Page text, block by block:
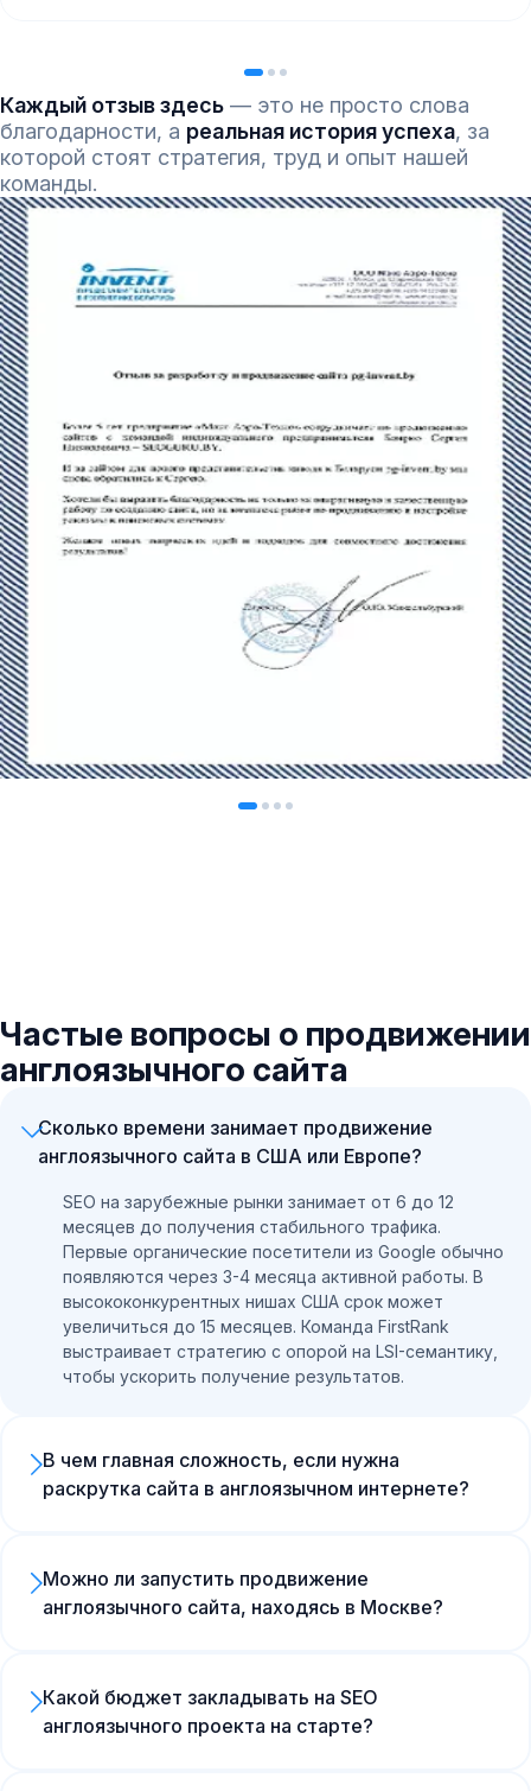
Каждый отзыв здесь — это не просто слова
благодарности, а реальная история успеха, за
которой стоят стратегия, труд и опыт нашей
команды.
Частые вопросы о продвижении
англоязычного сайта
Сколько времени занимает продвижение
англоязычного сайта в США или Европе?
SEO на зарубежные рынки занимает от 6 до 12
месяцев до получения стабильного трафика.
Первые органические посетители из Google обычно
появляются через 3-4 месяца активной работы. В
высококонкурентных нишах США срок может
увеличиться до 15 месяцев. Команда FirstRank
выстраивает стратегию с опорой на LSI-семантику,
чтобы ускорить получение результатов.
В чем главная сложность, если нужна
раскрутка сайта в англоязычном интернете?
стоят от 150 до 400 долларов за одну
качественную ссылку. Кроме того, контент
факторы, поэтому качество текста играет
критическую роль для выхода в ТОП.
Можно ли запустить продвижение
англоязычного сайта, находясь в Москве?
стратегии продвижения для клиентов по всему
миру. Мы используем международные сервисы
Какой бюджет закладывать на SEO
англоязычного проекта на старте?